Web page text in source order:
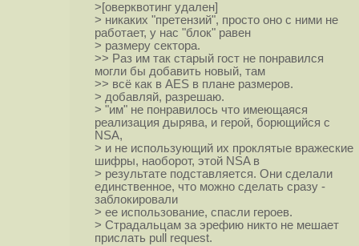
>[оверквотинг удален]
> никаких "претензий", просто оно с ними не
работает, у нас "блок" равен
> размеру сектора.
>> Раз им так старый гост не понравился
могли бы добавить новый, там
>> всё как в AES в плане размеров.
> добавляй, разрешаю.
> "им" не понравилось что имеющаяся
реализация дырява, и герой, борющийся с
NSA,
> и не использующий их проклятые вражеские
шифры, наоборот, этой NSA в
> результате подставляется. Они сделали
единственное, что можно сделать сразу -
заблокировали
> ее использование, спасли героев.
> Страдальцам за эрефию никто не мешает
прислать pull request.